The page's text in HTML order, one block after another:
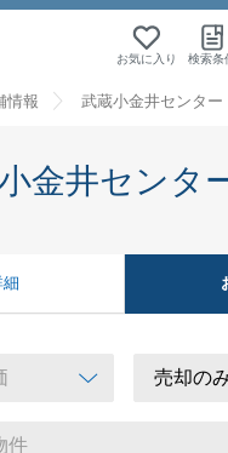
お気に入り 検索条
情報 武蔵小金井センター
金井センタ
細